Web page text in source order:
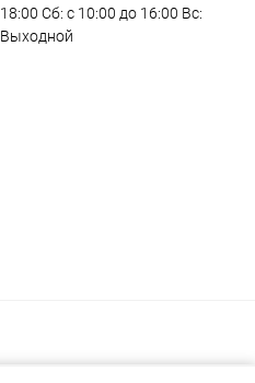
18:00 Сб: с 10:00 до 16:00 Вс:
Выходной